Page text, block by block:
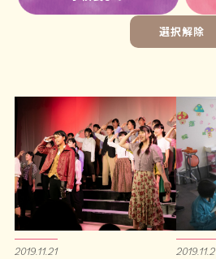
選択解除
2019.11.21